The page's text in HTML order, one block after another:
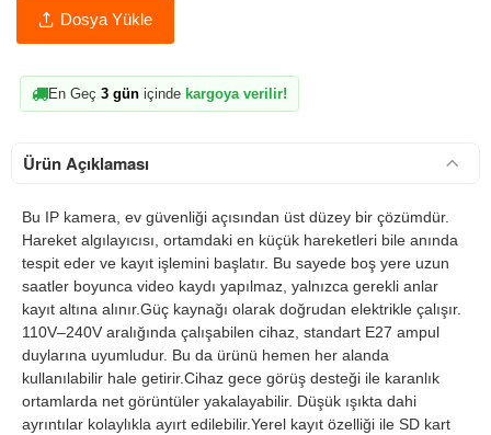
Dosya Yükle
En Geç 3 gün içinde kargoya verilir!
Ürün Açıklaması
Bu IP kamera, ev güvenliği açısından üst düzey bir çözümdür.
Hareket algılayıcısı, ortamdaki en küçük hareketleri bile anında
tespit eder ve kayıt işlemini başlatır. Bu sayede boş yere uzun
saatler boyunca video kaydı yapılmaz, yalnızca gerekli anlar
kayıt altına alınır.Güç kaynağı olarak doğrudan elektrikle çalışır.
110V–240V aralığında çalışabilen cihaz, standart E27 ampul
duylarına uyumludur. Bu da ürünü hemen her alanda
kullanılabilir hale getirir.Cihaz gece görüş desteği ile karanlık
ortamlarda net görüntüler yakalayabilir. Düşük ışıkta dahi
ayrıntılar kolaylıkla ayırt edilebilir.Yerel kayıt özelliği ile SD kart